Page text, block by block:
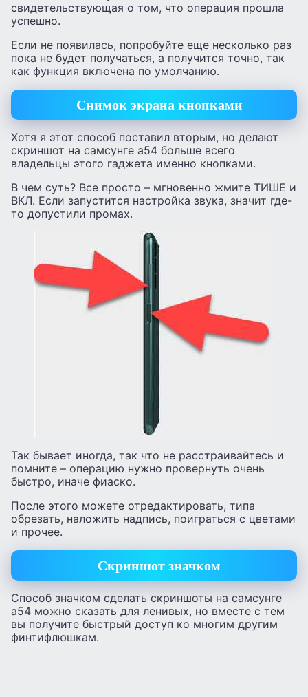
свидетельствующая о том, что операция прошла
успешно.
Если не появилась, попробуйте еще несколько раз
пока не будет получаться, а получится точно, так
как функция включена по умолчанию.
Снимок экрана кнопками
Хотя я этот способ поставил вторым, но делают
скриншот на самсунге а54 больше всего
владельцы этого гаджета именно кнопками.
В чем суть? Все просто – мгновенно жмите ТИШЕ и
ВКЛ. Если запустится настройка звука, значит где-
то допустили промах.
Так бывает иногда, так что не расстраивайтесь и
помните – операцию нужно провернуть очень
быстро, иначе фиаско.
После этого можете отредактировать, типа
обрезать, наложить надпись, поиграться с цветами
и прочее.
Скриншот значком
Способ значком сделать скриншоты на самсунге
а54 можно сказать для ленивых, но вместе с тем
вы получите быстрый доступ ко многим другим
финтифлюшкам.